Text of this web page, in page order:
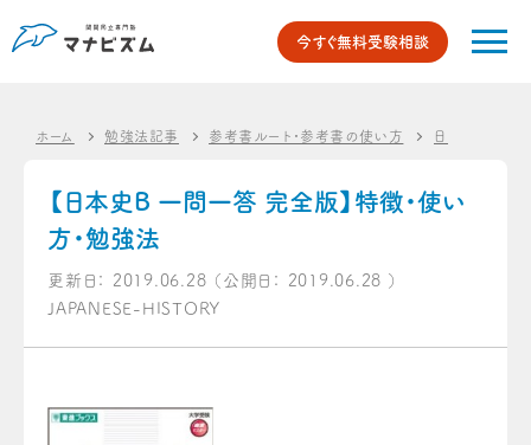
今すぐ無料受験相談
ホーム 勉強法記事 参考書ルート・参考書の使い方 日本史のオス
【日本史B 一問一答 完全版】特徴・使い
方・勉強法
更新日： 2019.06.28 （公開日： 2019.06.28 ）
JAPANESE-HISTORY